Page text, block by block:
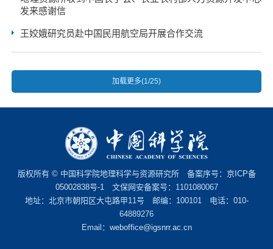
发来感谢信
王姣娥研究员赴中国民用航空局开展合作交流
加载更多(1/25)
版权所有 © 中国科学院地理科学与资源研究所 备案序号： 京ICP备
05002838号-1文保网安备案号：1101080067
地址：北京市朝阳区大屯路甲11号 邮编：100101 电话：010-
64889276
Email： weboffice@igsnrr.ac.cn